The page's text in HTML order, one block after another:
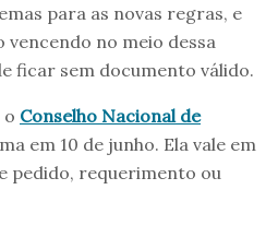
para as novas regras, e
vencendo no meio dessa
ficar sem documento válido.
o Conselho Nacional de
em 10 de junho. Ela vale em
pedido, requerimento ou